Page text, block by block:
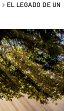
EL LEGADO DE UN